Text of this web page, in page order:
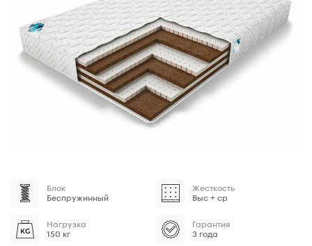
Блок
Беспружинный
Жесткость
Выс + ср
Нагрузка
150 кг
Гарантия
3 года